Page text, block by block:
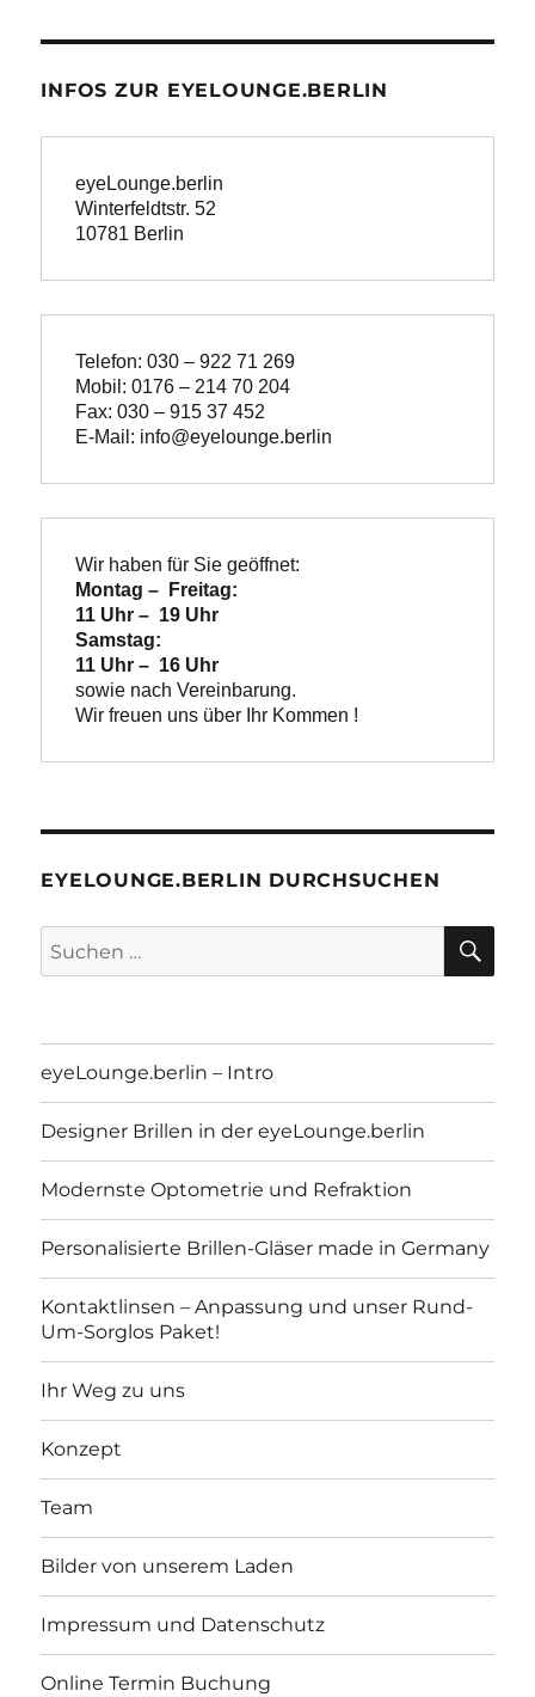
INFOS ZUR EYELOUNGE.BERLIN
eyeLounge.berlin
Winterfeldtstr. 52
10781 Berlin
Telefon: 030 – 922 71 269
Mobil: 0176 – 214 70 204
Fax: 030 – 915 37 452
E-Mail: info@eyelounge.berlin
Wir haben für Sie geöffnet:
Montag –  Freitag:
11 Uhr –  19 Uhr
Samstag:
11 Uhr –  16 Uhr
Wir freuen uns über Ihr Kommen !
EYELOUNGE.BERLIN DURCHSUCHEN
Suchen
nach:
eyeLounge.berlin – Intro
Designer Brillen in der eyeLounge.berlin
Modernste Optometrie und Refraktion
Personalisierte Brillen-Gläser made in Germany
Kontaktlinsen – Anpassung und unser Rund-
Um-Sorglos Paket!
Ihr Weg zu uns
Konzept
Team
Bilder von unserem Laden
Impressum und Datenschutz
Online Termin Buchung